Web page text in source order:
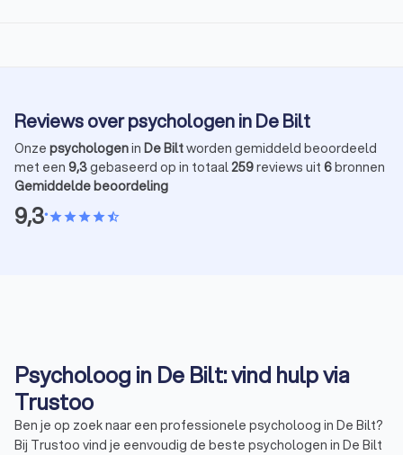
Reviews over psychologen in De Bilt
Onze psychologenin De Biltworden gemiddeld beoordeeld
met een 9,3gebaseerd op in totaal259reviews uit 6bronnen
Gemiddelde beoordeling
9,3•starstarstarstarstar_half
Psycholoog in De Bilt: vind hulp via
Trustoo
Ben je op zoek naar een professionele psycholoog in De Bilt?
Bij Trustoo vind je eenvoudig de beste psychologen in De Bilt